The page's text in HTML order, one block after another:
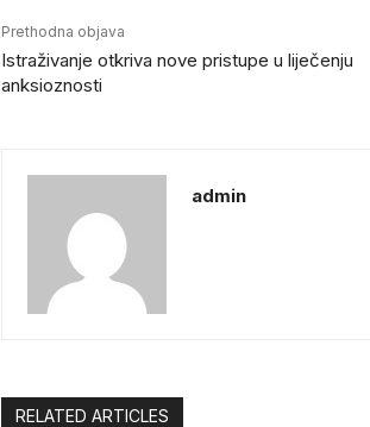
Prethodna objava
Istraživanje otkriva nove pristupe u liječenju
anksioznosti
admin
RELATED ARTICLES